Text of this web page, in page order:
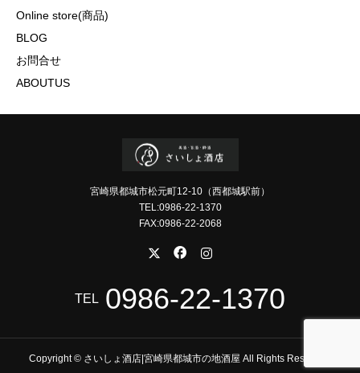
Online store(商品)
BLOG
お問合せ
ABOUTUS
宮崎県都城市松元町12-10（西都城駅前）
TEL:0986-22-1370
FAX:0986-22-2068
TEL 0986-22-1370
Copyright © さいしょ酒店|宮崎県都城市の地酒屋 All Rights Reserved.